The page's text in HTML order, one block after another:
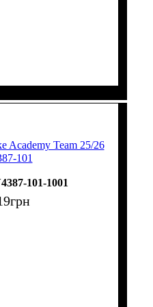
Academy Team 25/26
101
101-1001
грн